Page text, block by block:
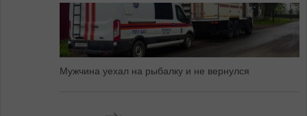
Мужчина уехал на рыбалку и не вернулся